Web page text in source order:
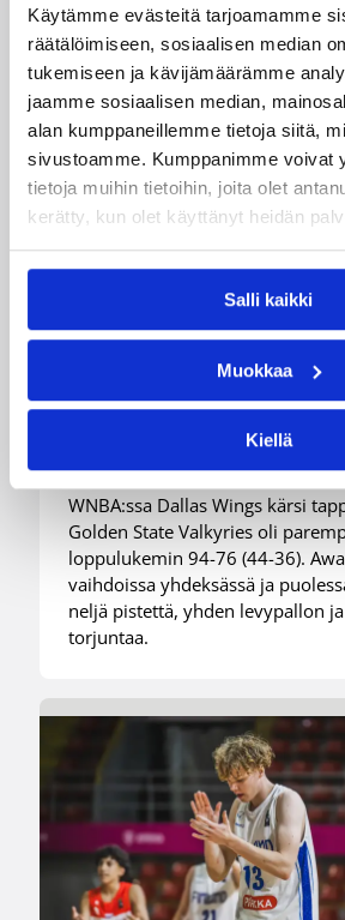
Käytämme evästeitä tarjoamamme
räätälöimiseen, sosiaalisen median
tukemiseen ja kävijämäärämme
jaamme sosiaalisen median,
alan kumppaneillemme tietoja siitä,
sivustoamme. Kumppanimme voivat
tietoja muihin tietoihin, joita olet
kerätty, kun olet käyttänyt heidän
Salli kaikki
Muokkaa
Kiellä
Suomalaiset ulkomailla
Wingsille tappio
vastaan – Kuier
ja kaksi torjuntaa
WNBA:ssa Dallas Wings kärsi
Golden State Valkyries oli
loppulukemin 94-76 (44-36).
vaihdoissa yhdeksässä ja
neljä pistettä, yhden levypallon
torjuntaa.